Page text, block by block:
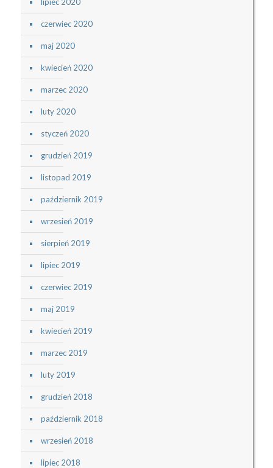
czerwiec 2020
maj 2020
kwiecień 2020
marzec 2020
luty 2020
styczeń 2020
grudzień 2019
listopad 2019
październik 2019
wrzesień 2019
sierpień 2019
lipiec 2019
czerwiec 2019
maj 2019
kwiecień 2019
marzec 2019
luty 2019
grudzień 2018
październik 2018
wrzesień 2018
lipiec 2018